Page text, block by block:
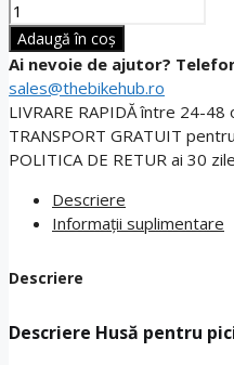
Cantitate
Husă
pentru
picioare
Termoscud®
Adaugă în coș
Ai nevoie de ajutor?
sales@thebikehub.ro
LIVRARE RAPIDĂ între 24-48
TRANSPORT GRATUIT
POLITICA DE RETUR ai 30
Descriere
Informații suplimentare
Descriere
Descriere Husă pentru